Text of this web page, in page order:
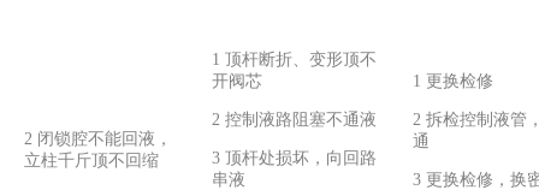
2 闭锁腔不能回液，
立柱千斤顶不回缩
1 顶杆断折、变形顶不
开阀芯
2 控制液路阻塞不通液
3 顶杆处损坏，向回路
串液
1 更换检修
2 拆检控制液管
通
3 更换检修，换